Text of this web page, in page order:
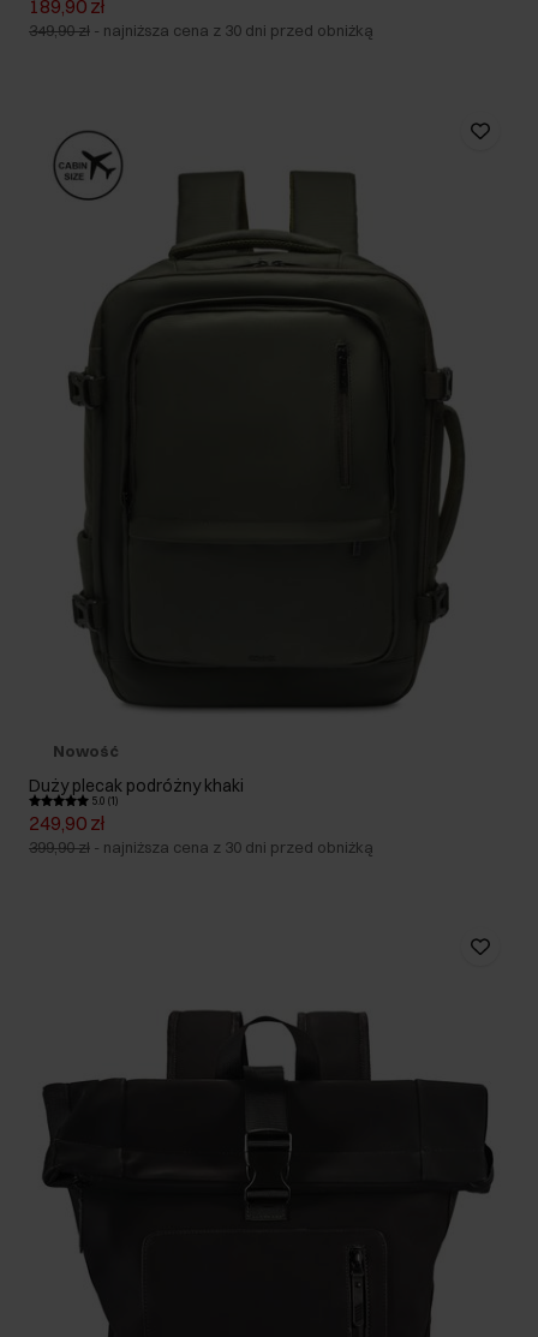
189,90 zł
349,90 zł - najniższa cena z 30 dni przed obniżką
Nowość
Duży plecak podróżny khaki
5.0 (1)
249,90 zł
399,90 zł - najniższa cena z 30 dni przed obniżką